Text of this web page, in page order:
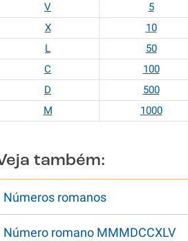
V
5
X
10
L
50
C
100
D
500
M
1000
também:
Números romanos
Número romano MMMDCCXLV